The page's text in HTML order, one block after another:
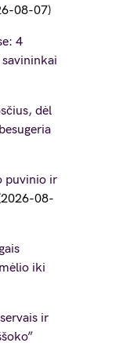
08-07
4
dėl
puvinio ir
2026-08-
iki
ir